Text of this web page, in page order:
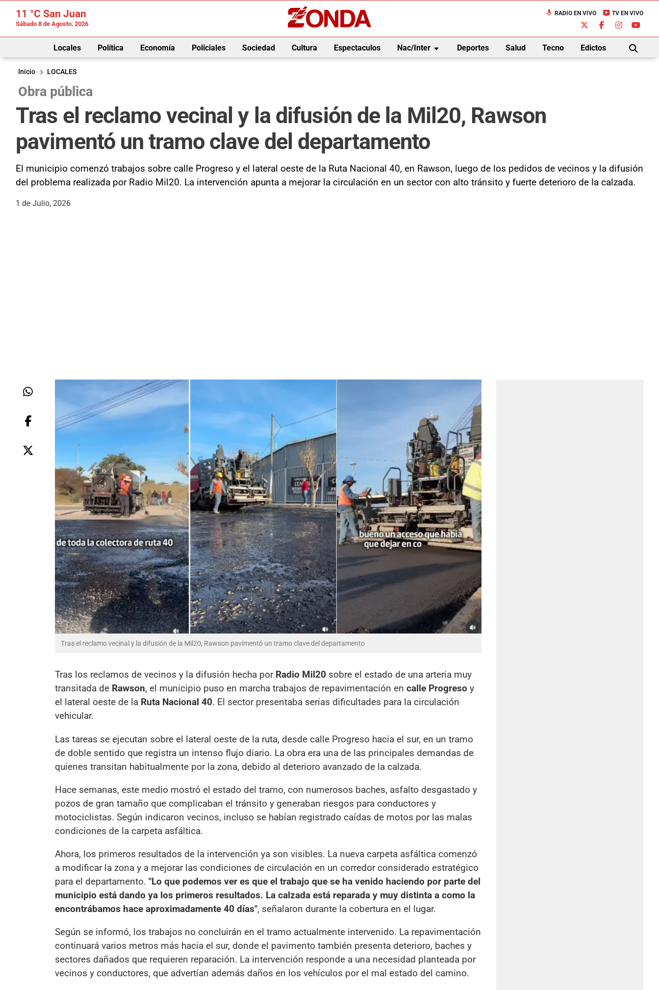
11 °C San Juan
Sábado 8 de Agosto, 2026
mic RADIO EN VIVO live_tv TV EN VIVO
Locales Política Economía Policiales Sociedad Cultura Espectaculos Nac/Interarrow_drop_down Deportes Salud Tecno Edictos
BUSCAR
Inicio
LOCALES
Obra pública
Tras el reclamo vecinal y la difusión de la Mil20, Rawson
pavimentó un tramo clave del departamento
El municipio comenzó trabajos sobre calle Progreso y el lateral oeste de la Ruta Nacional 40, en Rawson, luego de los pedidos de vecinos y la difusión
del problema realizada por Radio Mil20. La intervención apunta a mejorar la circulación en un sector con alto tránsito y fuerte deterioro de la calzada.
1 de Julio, 2026
Tras el reclamo vecinal y la difusión de la Mil20, Rawson pavimentó un tramo clave del departamento
Tras los reclamos de vecinos y la difusión hecha por Radio Mil20 sobre el estado de una arteria muy
transitada de Rawson, el municipio puso en marcha trabajos de repavimentación en calle Progreso y
el lateral oeste de la Ruta Nacional 40. El sector presentaba serias dificultades para la circulación
vehicular.
Las tareas se ejecutan sobre el lateral oeste de la ruta, desde calle Progreso hacia el sur, en un tramo
de doble sentido que registra un intenso flujo diario. La obra era una de las principales demandas de
quienes transitan habitualmente por la zona, debido al deterioro avanzado de la calzada.
Hace semanas, este medio mostró el estado del tramo, con numerosos baches, asfalto desgastado y
pozos de gran tamaño que complicaban el tránsito y generaban riesgos para conductores y
motociclistas. Según indicaron vecinos, incluso se habían registrado caídas de motos por las malas
condiciones de la carpeta asfáltica.
Ahora, los primeros resultados de la intervención ya son visibles. La nueva carpeta asfáltica comenzó
a modificar la zona y a mejorar las condiciones de circulación en un corredor considerado estratégico
para el departamento. "Lo que podemos ver es que el trabajo que se ha venido haciendo por parte del
municipio está dando ya los primeros resultados. La calzada está reparada y muy distinta a como la
encontrábamos hace aproximadamente 40 días", señalaron durante la cobertura en el lugar.
Según se informó, los trabajos no concluirán en el tramo actualmente intervenido. La repavimentación
continuará varios metros más hacia el sur, donde el pavimento también presenta deterioro, baches y
sectores dañados que requieren reparación. La intervención responde a una necesidad planteada por
vecinos y conductores, que advertían además daños en los vehículos por el mal estado del camino.